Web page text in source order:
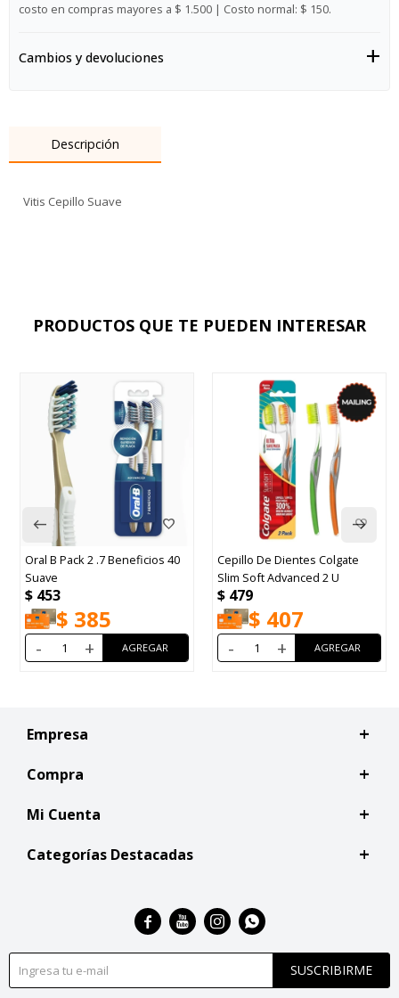
costo en compras mayores a $ 1.500 | Costo normal: $ 150.
Cambios y devoluciones
Descripción
Vitis Cepillo Suave
PRODUCTOS QUE TE PUEDEN INTERESAR
Cepillo De Dientes Colgate
Slim Soft Advanced 2 U
$479
$407
-
Cepillo De Dientes Colgate
Periogard Extra Suave 1 U
$576
$490
-
Empresa
Compra
Mi Cuenta
Categorías Destacadas
SUSCRIBIRME
   